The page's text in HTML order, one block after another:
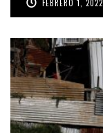
FEBRERO 1, 2022